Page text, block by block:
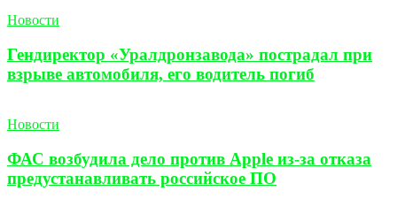
Новости
Гендиректор «Уралдронзавода» пострадал при
взрыве автомобиля, его водитель погиб
Новости
ФАС возбудила дело против Apple из-за отказа
предустанавливать российское ПО